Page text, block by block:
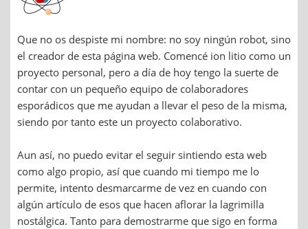
Que no os despiste mi nombre: no soy ningún robot, sino
el creador de esta página web. Comencé ion litio como un
proyecto personal, pero a día de hoy tengo la suerte de
contar con un pequeño equipo de colaboradores
esporádicos que me ayudan a llevar el peso de la misma,
siendo por tanto este un proyecto colaborativo.
Aun así, no puedo evitar el seguir sintiendo esta web
como algo propio, así que cuando mi tiempo me lo
permite, intento desmarcarme de vez en cuando con
algún artículo de esos que hacen aflorar la lagrimilla
nostálgica. Tanto para demostrarme que sigo en forma